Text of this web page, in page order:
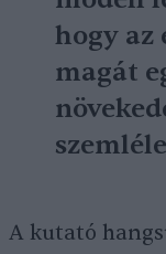
hogy az
magát
A kutató